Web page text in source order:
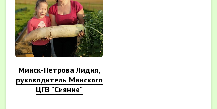
Минск-Петрова Лидия,
руководитель Минского
ЦПЗ "Сияние"